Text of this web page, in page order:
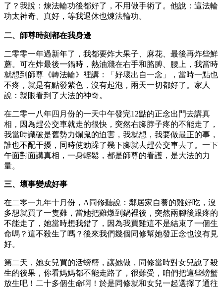
了？我說：煉法輪功後都好了，不用做手術了。他說：這法輪
功太神奇、真好，等我退休也煉法輪功。
二、師尊時刻都在我身邊
二零零一年過新年了，我都要炸大果子、麻花、最後再炸些鮮
蘑。可在炸最後一鍋時，熱油濺在右手和胳膊、腰上，我當時
就想到師尊《轉法輪》裡講：「好壞出自一念」，當時一點也
不疼，就是有點發紫色，沒有起泡，兩天一切都好了。家人
說：親眼看到了大法的神奇。
在二零一八年四月份的一天中午發完12點的正念出門去講真
相，因為趕公交車就走的很快，突然右腳脖子疼的不能走了，
我當時識破是舊勢力爛鬼的迫害，我就想，我要做最正的事，
誰也不配干擾，同時使勁跺了幾下腳就去趕公交車去了。一下
午面對面講真相，一身輕鬆，都是師尊的看護，是大法的力
量。
三、壞事變成好事
在二零一九年十月份，A同修聽說：鄰居家自養的雞好吃，沒
多想就買了一隻雞，當她把雞燉到鍋裡後，突然兩腳後跟疼的
不能走了，她當時想我錯了，因為我買雞這不是結束了一個生
命嗎？這不殺生了嗎？後來我們幾個同修幫她發正念也沒有見
好。
第二天，她女兒買的活螃蟹，讓她做，同修當時對女兒說了殺
生的後果，你看媽媽都不能走路了，很難受，咱們把這些螃蟹
放生吧！二十多個生命啊！於是同修就和女兒一起選擇了通往